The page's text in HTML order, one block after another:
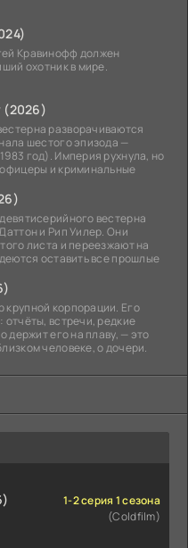
Кравинофф должен
охотник в мире.
(2026)
разворачиваются
шестого эпизода —
год). Империя рухнула, но
и криминальные
вестерна
и Рип Уилер. Они
листа и переезжают на
оставить все прошлые
корпорации. Его
встречи, редкие
держит его на плаву, — это
человеке, о дочери.
1-2 серия 1 сезона
(Coldfilm)